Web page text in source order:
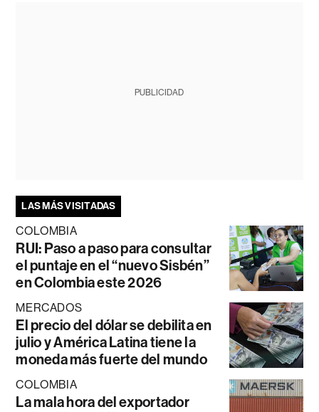
PUBLICIDAD
LAS MÁS VISITADAS
COLOMBIA
RUI: Paso a paso para consultar
el puntaje en el “nuevo Sisbén”
en Colombia este 2026
MERCADOS
El precio del dólar se debilita en
julio y América Latina tiene la
moneda más fuerte del mundo
COLOMBIA
La mala hora del exportador